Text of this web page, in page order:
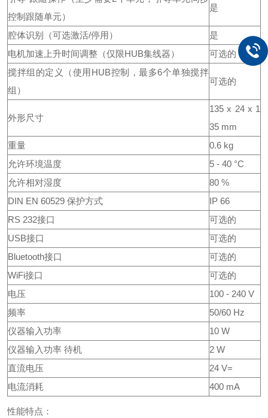
控制跟随单元）
是
腔体识别（可选激活/停用）
是
电机加速上升时间调整（仅限HUB集线器）
可选的
搅拌组的定义（使用HUB控制，最多6个单独搅拌
组）
可选的
外形尺寸
135 x 24 x 1
35 mm
重量
0.6 kg
允许环境温度
5 - 40 °C
允许相对湿度
80 %
DIN EN 60529 保护方式
IP 66
RS 232接口
可选的
USB接口
可选的
Bluetooth接口
可选的
WiFi接口
可选的
电压
100 - 240 V
频率
50/60 Hz
仪器输入功率
10 W
仪器输入功率 待机
2 W
直流电压
24 V=
电流消耗
400 mA
性能特点：